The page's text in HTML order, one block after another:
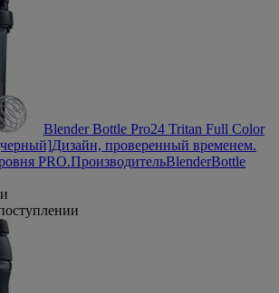
Blender Bottle Pro24 Tritan Full Color
Дизайн, проверенный временем.
PRO.ПроизводительBlenderBottle